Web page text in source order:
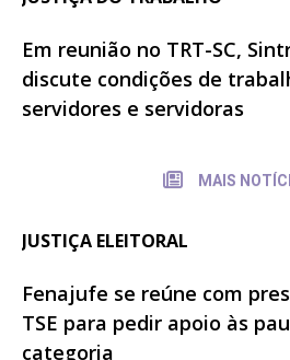
Em reunião no TRT-SC,
discute condições de
servidores e servidoras
MAIS
JUSTIÇA ELEITORAL
Fenajufe se reúne com
TSE para pedir apoio às
categoria